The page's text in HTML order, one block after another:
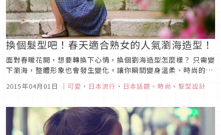
換個髮型吧！春天適合熟女的人氣瀏海造型！
面對春暖花開，想要轉換下心情，換個劉海造型怎麼樣？ 只需變
下瀏海，整體形象也會發生變化。讓你瞬間變身溫柔、時尚的形
海”，來個時尚大變身吧！ 韓國美人尹恩惠！輕薄瀏海Photo
2015年04月01日 ｜ 可愛 、 日本流行 、 日本話題 、 時尚 、 髮型設計